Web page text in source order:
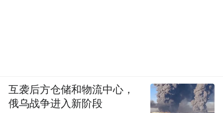
互袭后方仓储和物流中心，
俄乌战争进入新阶段